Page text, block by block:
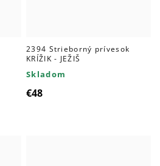
2394 Strieborný prívesok
KRÍŽIK - JEŽIŠ
Skladom
€48